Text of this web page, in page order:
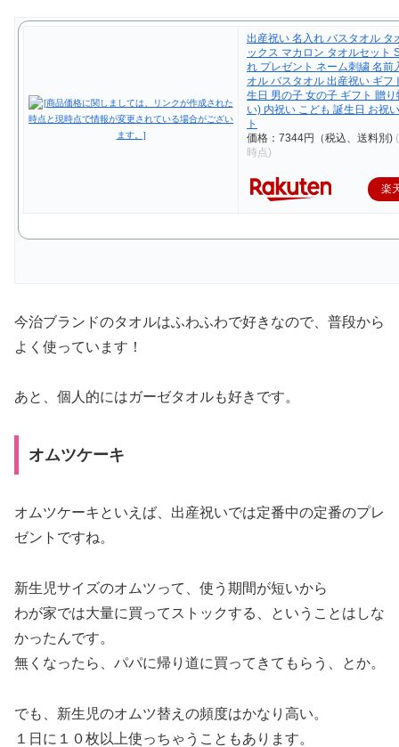
出産祝い 名入れ バスタオル タ
ックス マカロン タオルセット
れ プレゼント ネーム刺繍 名前
オル バスタオル 出産祝い ギフ
生日 男の子 女の子 ギフト 贈
い) 内祝い こども 誕生日 お祝
ト
価格：7344円（税込、送料別)
時点)
楽
今治ブランドのタオルはふわふわで好きなので、普段から
よく使っています！
あと、個人的にはガーゼタオルも好きです。
オムツケーキ
オムツケーキといえば、出産祝いでは定番中の定番のプレ
ゼントですね。
新生児サイズのオムツって、使う期間が短いから
わが家では大量に買ってストックする、ということはしな
かったんです。
無くなったら、パパに帰り道に買ってきてもらう、とか。
でも、新生児のオムツ替えの頻度はかなり高い。
１日に１０枚以上使っちゃうこともあります。